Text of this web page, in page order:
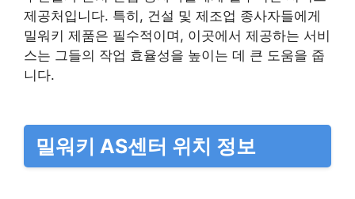
제공처입니다. 특히, 건설 및 제조업 종사자들에게
밀워키 제품은 필수적이며, 이곳에서 제공하는 서비
스는 그들의 작업 효율성을 높이는 데 큰 도움을 줍
니다.
밀워키 AS센터 위치 정보